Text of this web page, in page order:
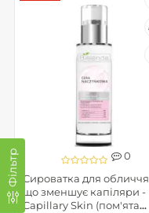
Фільтр
0
Сироватка для обличчя
що зменшує капіляри -
Capillary Skin (пом'ята